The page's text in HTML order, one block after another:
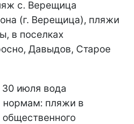
с. Верещица
(г. Верещица), пляжи
в поселках
Давыдов, Старое
июля вода
нормам: пляжи в